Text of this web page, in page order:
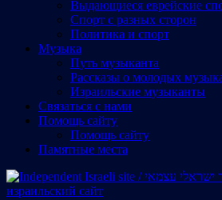
Выдающиеся еврейские
Спорт с разных сторон
Политика и спорт
Музыка
Путь музыканта
Рассказы о молодых
Израильские музыканты
Cвязаться с нами
Помощь сайту
Помощь сайту
Памятные места